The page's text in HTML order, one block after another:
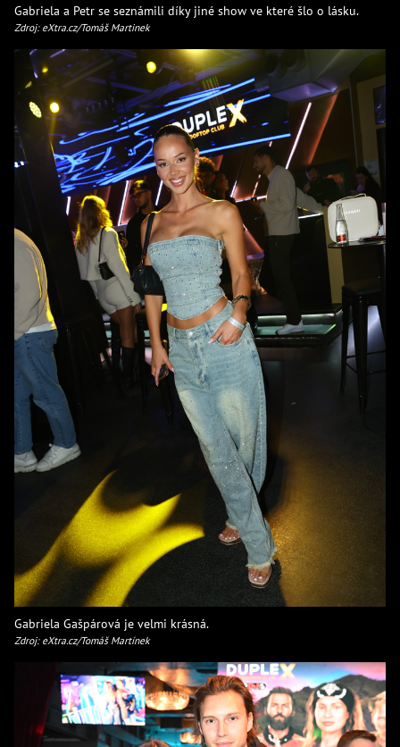
Gabriela a Petr se seznámili díky jiné show ve které šlo o lásku.
Zdroj: eXtra.cz/Tomáš Martinek
Gabriela Gašpárová je velmi krásná.
Zdroj: eXtra.cz/Tomáš Martínek